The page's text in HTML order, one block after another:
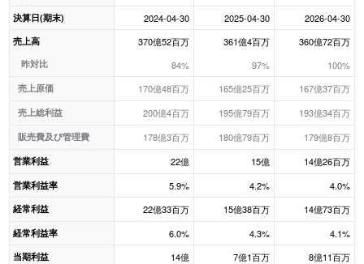
決算日(期末) 2024-04-30 2025-04-30 2026-04-30
売上高
昨対比
370億52百万
84%
361億4百万
97%
360億72百万
100%
売上原価 170億48百万 165億25百万 167億37百万
売上総利益 200億4百万 195億79百万 193億34百万
販売費及び管理費 178億3百万 180億79百万 179億8百万
営業利益 22億 15億 14億26百万
営業利益率 5.9% 4.2% 4.0%
経常利益 22億33百万 15億38百万 14億73百万
経常利益率 6.0% 4.3% 4.1%
当期利益 14億 7億1百万 8億11百万